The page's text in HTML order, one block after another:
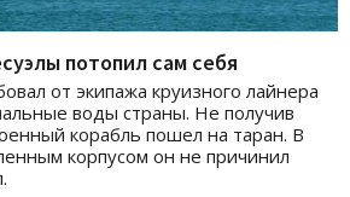
потопил сам себя
от экипажа круизного лайнера
воды страны. Не получив
корабль пошел на таран. В
корпусом он не причинил